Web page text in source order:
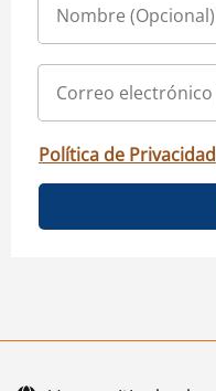
Política de Privacidad